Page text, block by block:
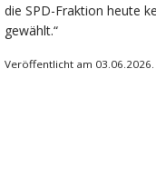
die SPD-Fraktion heute
gewählt.“
Veröffentlicht am 03.06.2026.